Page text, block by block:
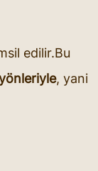
edilir.Bu
, yani